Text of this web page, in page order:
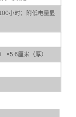
小时；附低电量显
×5.6厘米（厚）